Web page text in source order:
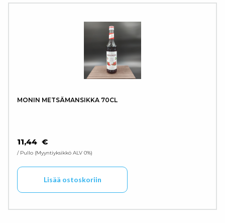
MONIN METSÄMANSIKKA 70CL
11,44 €
/ Pullo Myyntiyksikkö ALV 0%
Lisää ostoskoriin